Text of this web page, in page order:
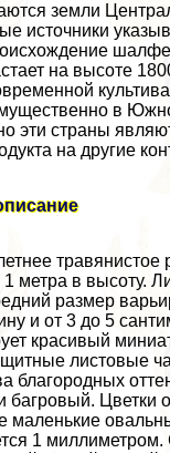
земли
источники
на высоте
в
эти страны
на другие
травянистое
метра в высоту.
размер
и от 3 до 5
красивый
листовые
благородных
Цветки
маленькие
1